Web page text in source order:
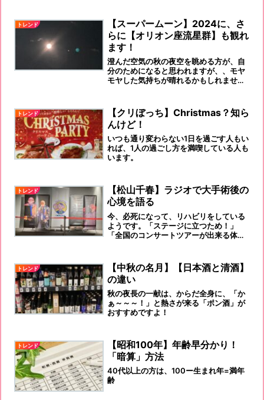
トレンド
【スーパームーン】2024に、さ
らに【オリオン座流星群】も観れ
ます！
澄んだ空気の秋の夜空を眺める方が、自
分のためになると思われますが、、モヤ
モヤした気持ちが晴れるかもしれません
トレンド
【クリぼっち】Christmas？知ら
んけど！
いつも通り変わらない1日を過ごす人もい
れば、1人の過ごし方を満喫している人も
います。
トレンド
【松山千春】ラジオで大手術後の
心境を語る
今、必死になって、リハビリをしている
ようです。「ステージに立つため！」
「全国のコンサートツアーが出来る体力
トレンド
【中秋の名月】【日本酒と清酒】
の違い
秋の夜長の一献は、からだ全身に、「か
ぁ～～～！」と熱さが来る「ポン酒」が
おすすめですよ！
トレンド
【昭和100年】年齢早分かり！
「暗算」方法
40代以上の方は、100ー生まれ年=満年
齢